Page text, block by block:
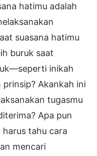
hatimu adalah
suasana hatimu
buruk saat
inikah
Akankah ini
tugasmu
Apa pun
tahu cara
mencari